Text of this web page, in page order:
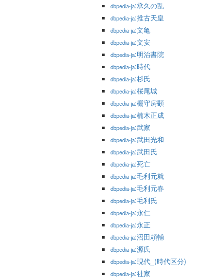
dbpedia-ja:承久の乱
dbpedia-ja:推古天皇
dbpedia-ja:文亀
dbpedia-ja:文安
dbpedia-ja:明治書院
dbpedia-ja:時代
dbpedia-ja:杉氏
dbpedia-ja:桜尾城
dbpedia-ja:棚守房顕
dbpedia-ja:楠木正成
dbpedia-ja:武家
dbpedia-ja:武田光和
dbpedia-ja:武田氏
dbpedia-ja:死亡
dbpedia-ja:毛利元就
dbpedia-ja:毛利元春
dbpedia-ja:毛利氏
dbpedia-ja:永仁
dbpedia-ja:永正
dbpedia-ja:沼田頼輔
dbpedia-ja:源氏
dbpedia-ja:現代_(時代区分)
dbpedia-ja:社家